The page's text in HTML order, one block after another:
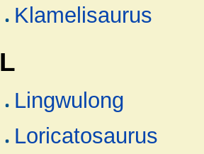
Klamelisaurus
L
Lingwulong
Loricatosaurus